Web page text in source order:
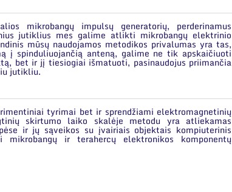
mikrobangų impulsų generatorių, perderinamus
jutiklius mes galime atlikti mikrobangų elektrinio
mūsų naudojamos metodikos privalumas yra tas,
į spinduliuojančią anteną, galime ne tik apskaičiuoti
bet ir jį tiesiogiai išmatuoti, pasinaudojus priimančia
jutikliu.
tyrimai bet ir sprendžiami elektromagnetinių
skirtumo laiko skalėje metodu yra atliekamas
ir jų sąveikos su įvairiais objektais kompiuterinis
ir terahercų elektronikos komponentų